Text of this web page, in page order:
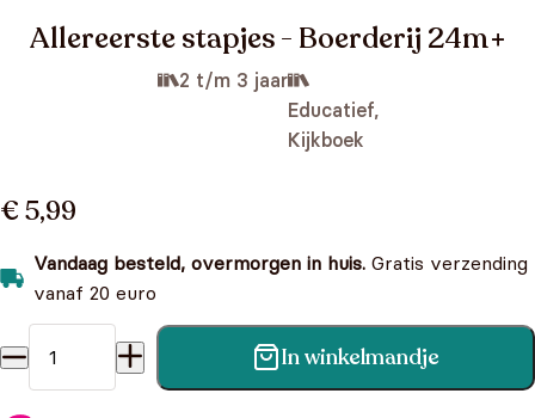
Allereerste stapjes - Boerderij 24m+
2 t/m 3 jaar
Educatief,
Kijkboek
€ 5,99
Vandaag besteld, overmorgen in huis. Gratis verzending
vanaf 20 euro
Allereerste stapjes - Boerderij 24m+ aantal
In winkelmandje